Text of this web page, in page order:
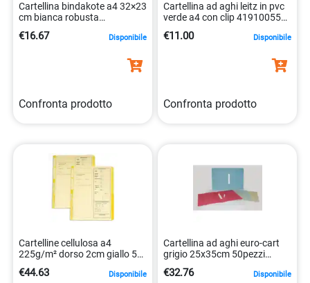
Cartellina bindakote a4 32×23
cm bianca robusta
€16.67 Disponibile
Confronta prodotto
Cartellina ad aghi leitz in pvc
verde a4 con clip 41910055
€11.00 Disponibile
Confronta prodotto
Cartelline cellulosa a4
225g/m² dorso 2cm giallo 50
€44.63 Disponibile
Cartellina ad aghi euro-cart
grigio 25x35cm 50pezzi
€32.76 Disponibile